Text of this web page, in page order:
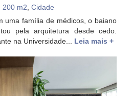
200 m2, Cidade
uma família de médicos, o baiano
pela arquitetura desde cedo.
na Universidade... Leia mais +